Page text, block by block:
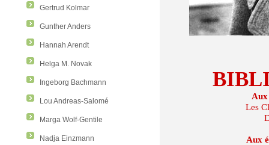
Gertrud Kolmar
Gunther Anders
Hannah Arendt
Helga M. Novak
Ingeborg Bachmann
Lou Andreas-Salomé
Marga Wolf-Gentile
Nadja Einzmann
Les
Aux